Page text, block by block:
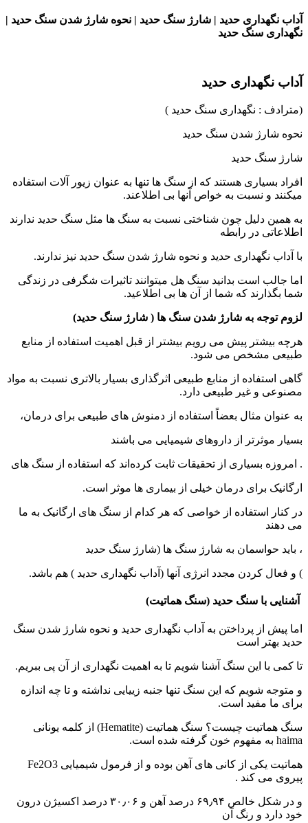
آداب نگهداری حدید | شارژ سنگ حدید | نحوه شارژ شدن سنگ حدید |
نگهداری سنگ حدید
آداب نگهداری حدید
(مترادف : نگهداری سنگ حدید )
نحوه شارژ شدن سنگ حدید
شارژ سنگ حدید
افراد بسیاری هستند که از سنگ ها تنها به عنوان زیور آلات استفاده
میکنند و نسبت به خواص آنها بی اطلاعند.
به همین دلیل چون شناختی نسبت به سنگ ها مثل سنگ حدید ندارند
اطلاعاتی در رابطه
با آداب نگهداری حدید و نحوه شارژ شدن سنگ حدید نیز ندارند.
اما جالب است بدانید سنگ هل میتوانند تاثیرات شگرفی در زندگی
شما بگذارند که شما از آن ها بی اطلاعید.
لزوم توجه به شارژ شدن سنگ ها ( شارژ سنگ حدید)
هرچه بیشتر پیش می رویم بیشتر از قبل اهمیت استفاده از منابع
طبیعی مشخص می شود.
گاهی استفاده از منابع طبیعی اثرگذاری بسیار بالاتری نسبت به مواد
مصنوعی و غیر طبیعی دارد.
به عنوان مثال بعضاً استفاده از دمنوش های طبیعی برای درمان،
بسیار موثرتر از داروهای شیمیایی می باشند
. امروزه بسیاری از تحقیقات ثابت کرده‌اند که استفاده از سنگ های
ارگانیک برای درمان خیلی از بیماری ها موثر است.
در کنار استفاده از خواصی که هر کدام از سنگ های ارگانیک به ما
می دهند
، باید حواسمان به شارژ سنگ ها (شارژ سنگ حدید
) و فعال کردن مجدد انرژی آنها (آداب نگهداری حدید ) هم باشد.
آشنایی با سنگ حدید (سنگ هماتیت)
اما پیش از پرداختن به آداب نگهداری حدید و نحوه شارژ شدن سنگ
حدید بهتر است
تا کمی با این سنگ آشنا شویم تا به اهمیت نگهداری از آن پی ببریم.
و متوجه شویم که این سنگ تنها جنبه زییایی نداشته و تا چه اندازه
برای ما مفید است.
سنگ هماتیت چیست؟ سنگ هماتیت (Hematite) از کلمه یونانی
haima به مفهوم خون گرفته شده است.
هماتیت یکی از کانی های آهن بوده و از فرمول شیمیایی Fe2O3
پیروی می کند .
و در شکل خالص ۶۹٫۹۴ درصد آهن و ۳۰٫۰۶ درصد اکسیژن درون
خود دارد و رنگ آن